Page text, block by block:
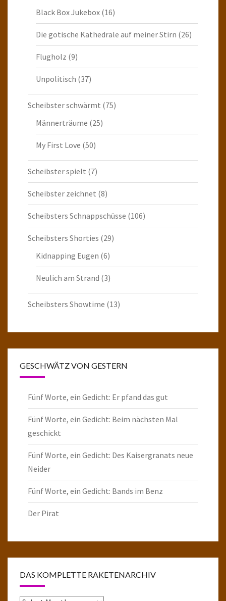
Black Box Jukebox (16)
Die gotische Kathedrale auf meiner Stirn (26)
Flugholz (9)
Unpolitisch (37)
Scheibster schwärmt (75)
Männerträume (25)
My First Love (50)
Scheibster spielt (7)
Scheibster zeichnet (8)
Scheibsters Schnappschüsse (106)
Scheibsters Shorties (29)
Kidnapping Eugen (6)
Neulich am Strand (3)
Scheibsters Showtime (13)
GESCHWÄTZ VON GESTERN
Fünf Worte, ein Gedicht: Er pfand das gut
Fünf Worte, ein Gedicht: Beim nächsten Mal
geschickt
Fünf Worte, ein Gedicht: Des Kaisergranats neue
Neider
Fünf Worte, ein Gedicht: Bands im Benz
Der Pirat
DAS KOMPLETTE RAKETENARCHIV